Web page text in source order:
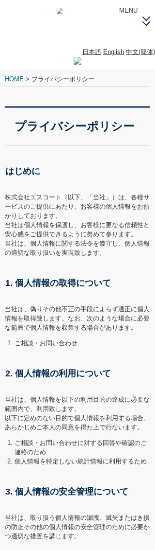
MENU
ついて
シューティング
安全衛生上の注意事項安全衛生上の
会社情報会社情報
日本語 English 中文(簡体)
HOME > プライバシーポリシー
プライバシーポリシー
はじめに
株式会社エスコート（以下、「当社」）は、各種サ
ービスのご提供にあたり、お客様の個人情報をお預
かりしております。
当社は個人情報を保護し、お客様に更なる信頼性と
安心感をご提供できるように努めて参ります。
当社は、個人情報に関する法令を遵守し、個人情報
の適切な取り扱いを実現致します。
1. 個人情報の取得について
当社は、偽りその他不正の手段によらず適正に個人
情報を取得致します。なお、次のような場合に必要
な範囲で個人情報を収集する場合があります。
ご相談・お問い合わせ
2. 個人情報の利用について
当社は、個人情報を以下の利用目的の達成に必要な
範囲内で、利用致します。
以下に定めのない目的で個人情報を利用する場合、
あらかじめご本人の同意を得た上で行ないます。
ご相談・お問い合わせに対する回答や確認のご
連絡のため
個人情報を特定しない統計情報に利用するため
3. 個人情報の安全管理について
当社は、取り扱う個人情報の漏洩、滅失またはき損
の防止その他の個人情報の安全管理のために必要か
つ適切な措置を講じます。